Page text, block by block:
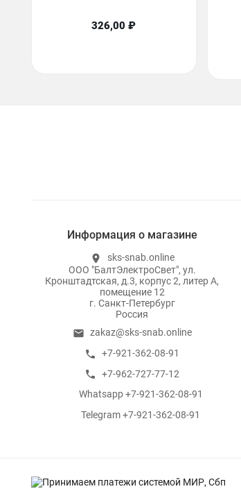
326,00 ₽
Информация о магазине
location_on
sks-snab.online
ООО "БалтЭлектроСвет", ул.
Кронштадтская, д.3, корпус 2, литер А,
помещение 12
г. Санкт-Петербург
Россия
email zakaz@sks-snab.online
call +7-921-362-08-91
call +7-962-727-77-12
whatsapp
Whatsapp +7-921-362-08-91
whatsapp
Telegram +7-921-362-08-91